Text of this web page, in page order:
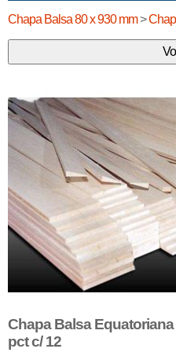
Chapa Balsa 80 x 930 mm>
Chapa Balsa
pct c/ 12